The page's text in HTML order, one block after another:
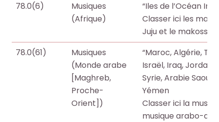
78.0(6)
Musiques
(Afrique)
“Iles de l’Océan
Classer ici les
Juju et le makossa”
78.0(61)
Musiques
(Monde arabe
[Maghreb,
Proche-
Orient])
“Maroc, Algérie,
Israël, Iraq,
Syrie, Arabie
Yémen
Classer ici la
musique arabo-